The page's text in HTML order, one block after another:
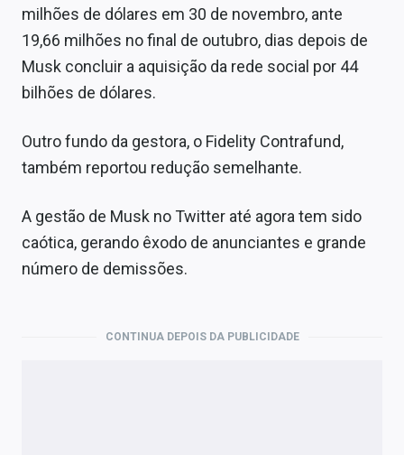
milhões de dólares em 30 de novembro, ante
19,66 milhões no final de outubro, dias depois de
Musk concluir a aquisição da rede social por 44
bilhões de dólares.
Outro fundo da gestora, o Fidelity Contrafund,
também reportou redução semelhante.
A gestão de Musk no Twitter até agora tem sido
caótica, gerando êxodo de anunciantes e grande
número de demissões.
CONTINUA DEPOIS DA PUBLICIDADE